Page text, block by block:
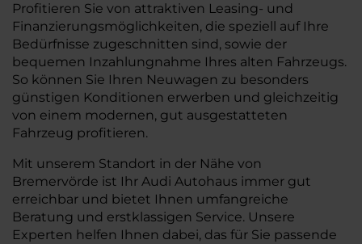
Profitieren Sie von attraktiven Leasing- und
Finanzierungsmöglichkeiten, die speziell auf Ihre
Bedürfnisse zugeschnitten sind, sowie der
bequemen Inzahlungnahme Ihres alten Fahrzeugs.
So können Sie Ihren Neuwagen zu besonders
günstigen Konditionen erwerben und gleichzeitig
von einem modernen, gut ausgestatteten
Fahrzeug profitieren.
Mit unserem Standort in der Nähe von
Bremervörde ist Ihr Audi Autohaus immer gut
erreichbar und bietet Ihnen umfangreiche
Beratung und erstklassigen Service. Unsere
Experten helfen Ihnen dabei, das für Sie passende